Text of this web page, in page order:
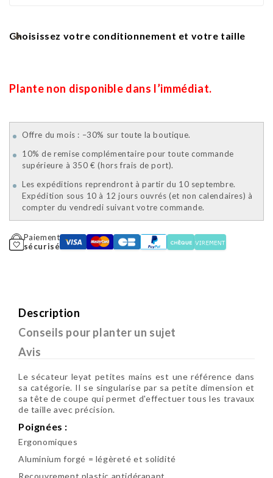
Choisissez votre conditionnement et votre taille
Plante non disponible dans l’immédiat.
Offre du mois : –30% sur toute la boutique.
10% de remise complémentaire pour toute commande
supérieure à 350 € (hors frais de port).
Les expéditions reprendront à partir du 10 septembre.
Expédition sous 10 à 12 jours ouvrés (et non calendaires) à
compter du vendredi suivant votre commande.
Paiement
sécurisé
Description
Conseils pour planter un sujet
Avis
Le sécateur leyat petites mains est une référence dans
sa catégorie. Il se singularise par sa petite dimension et
sa tête de coupe qui permet d'effectuer tous les travaux
de taille avec précision.
Poignées :
Ergonomiques
Aluminium forgé = légèreté et solidité